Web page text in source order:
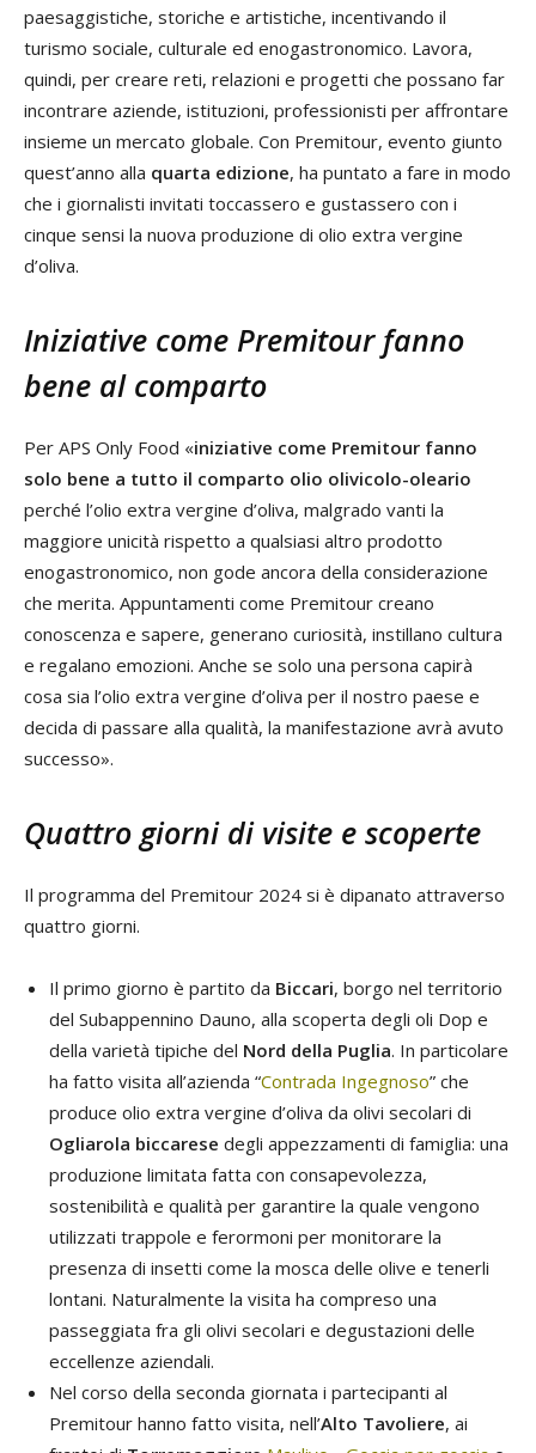
paesaggistiche, storiche e artistiche, incentivando il
turismo sociale, culturale ed enogastronomico. Lavora,
quindi, per creare reti, relazioni e progetti che possano far
incontrare aziende, istituzioni, professionisti per affrontare
insieme un mercato globale. Con Premitour, evento giunto
quest’anno alla quarta edizione, ha puntato a fare in modo
che i giornalisti invitati toccassero e gustassero con i
cinque sensi la nuova produzione di olio extra vergine
d’oliva.
Iniziative come Premitour fanno
bene al comparto
Per APS Only Food «iniziative come Premitour fanno
solo bene a tutto il comparto olio olivicolo-oleario
perché l’olio extra vergine d’oliva, malgrado vanti la
maggiore unicità rispetto a qualsiasi altro prodotto
enogastronomico, non gode ancora della considerazione
che merita. Appuntamenti come Premitour creano
conoscenza e sapere, generano curiosità, instillano cultura
e regalano emozioni. Anche se solo una persona capirà
cosa sia l’olio extra vergine d’oliva per il nostro paese e
decida di passare alla qualità, la manifestazione avrà avuto
successo».
Quattro giorni di visite e scoperte
Il programma del Premitour 2024 si è dipanato attraverso
quattro giorni.
Il primo giorno è partito da Biccari, borgo nel territorio
del Subappennino Dauno, alla scoperta degli oli Dop e
della varietà tipiche del Nord della Puglia. In particolare
ha fatto visita all’azienda “Contrada Ingegnoso” che
produce olio extra vergine d’oliva da olivi secolari di
Ogliarola biccarese degli appezzamenti di famiglia: una
produzione limitata fatta con consapevolezza,
sostenibilità e qualità per garantire la quale vengono
utilizzati trappole e ferormoni per monitorare la
presenza di insetti come la mosca delle olive e tenerli
lontani. Naturalmente la visita ha compreso una
passeggiata fra gli olivi secolari e degustazioni delle
eccellenze aziendali.
Nel corso della seconda giornata i partecipanti al
Premitour hanno fatto visita, nell’Alto Tavoliere, ai